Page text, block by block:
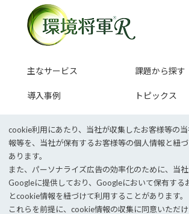
主なサービス 課題から探す
導入事例 トピックス
企業サイトTOP
採用情報
個人情報保護方針
情報セキュリテ
cookie利⽤にあたり、当社が収集したお客様等の
報等を、当社が保有するお客様等の個⼈情報と紐
あります。
また、パーソナライズ広告の効率化のために、当
Googleに提供しており、Googleにおいて保有する
とcookie情報を紐づけて利⽤することがあります。
これらを前提に、cookie情報の収集に同意いただ